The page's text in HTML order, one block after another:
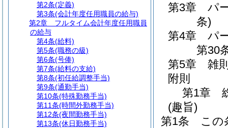
第3章
パ
条)
第4章
パ
第30
第5章
雑
附則
第1章
(趣旨)
第1条
この
第2条(定義)
第3条(会計年度任用職員の給与)
第2章
フルタイム会計年度任用職員
の給与
第4条(給料)
第5条(職務の級)
第6条(号俸)
第7条(給料の支給)
第8条(初任給調整手当)
第9条(通勤手当)
第10条(特殊勤務手当)
第11条(時間外勤務手当)
第12条(夜間勤務手当)
第13条(休日勤務手当)